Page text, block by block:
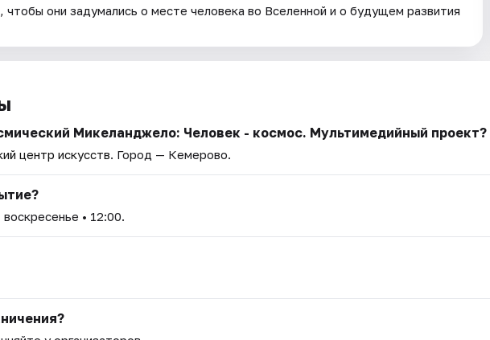
чтобы они задумались о месте человека во Вселенной и о будущем развития
Микеланджело: Человек - космос. Мультимедийный проект?
центр искусств. Город — Кемерово.
воскресенье • 12:00.